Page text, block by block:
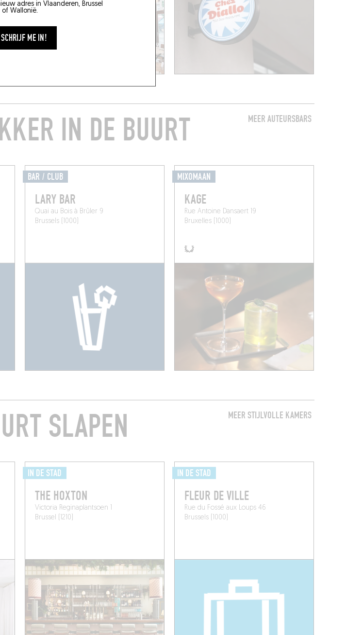
adres in Vlaanderen, Brussel
of Wallonië.
SCHRIJF ME IN!
MEER AUTEURSBARS
IN DE BUURT
BAR / CLUB
LARY BAR
Quai au Bois à Brûler 9
Brussels (1000)
MIXOMAAN
KAGE
Rue Antoine Dansaert 19
Bruxelles (1000)
MEER STIJLVOLLE KAMERS
SLAPEN
IN DE STAD
THE HOXTON
Victoria Reginaplantsoen 1
Brussel (1210)
IN DE STAD
FLEUR DE VILLE
Rue du Fossé aux Loups 46
Brussels (1000)